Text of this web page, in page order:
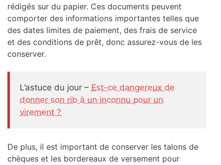
rédigés sur du papier. Ces documents peuvent
comporter des informations importantes telles que
des dates limites de paiement, des frais de service
et des conditions de prêt, donc assurez-vous de les
conserver.
L’astuce du jour – Est-ce dangereux de
donner son rib à un inconnu pour un
virement ?
De plus, il est important de conserver les talons de
chèques et les bordereaux de versement pour